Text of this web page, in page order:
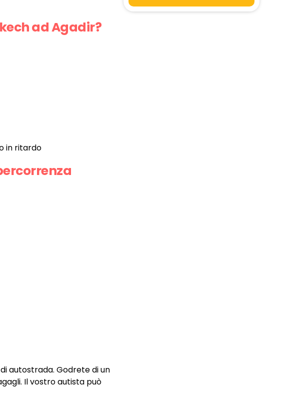
ad Agadir?
in ritardo
di autostrada. Godrete di un
Il vostro autista può